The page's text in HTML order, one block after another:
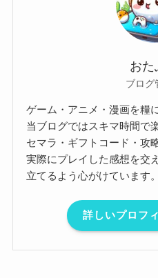
おた
ブログ
ゲーム・アニメ・漫画を糧
当ブログではスキマ時間で
セマラ・ギフトコード・攻
実際にプレイした感想を交
立てるよう心がけています。
詳しいプロフ